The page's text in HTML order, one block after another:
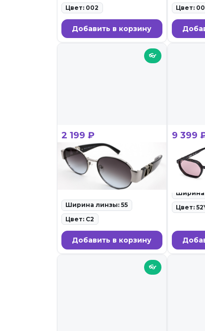
Цвет: 002
Добавить в корзину
Цвет:
👓
2 199 ₽
LORENZO LOTTO 7151
C2
ID: 120169 • Солнцезащитные
очки • 27.02.26
Ширина линзы: 55
Цвет: C2
Добавить в корзину
9 399
Guess
ID:
очки •
Ширина
Цвет:
👓